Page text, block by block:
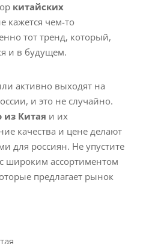
китайских
кажется чем-то
тот тренд, который,
и в будущем.
активно выходят на
и это не случайно.
Китая и их
качества и цене делают
для россиян. Не упустите
широким ассортиментом
предлагает рынок